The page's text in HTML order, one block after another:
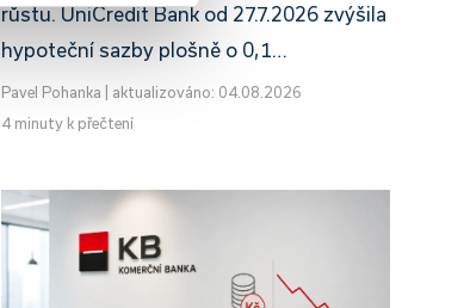
růstu. UniCredit Bank od 27.7.2026 zvýšila
hypoteční sazby plošně o 0,1…
Pavel Pohanka
aktualizováno: 04.08.2026
4 minuty k přečtení